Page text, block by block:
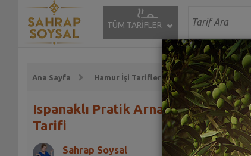
TÜM TARİFLER
Ana Sayfa Hamur İşi Tarifleri Börek Tarifleri
Ispanaklı Pratik Arnavut Böreği
Tarifi
Sahrap Soysal